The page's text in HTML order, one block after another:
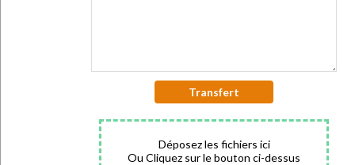
Transfert
Déposez les fichiers ici
Ou Cliquez sur le bouton ci-dessus